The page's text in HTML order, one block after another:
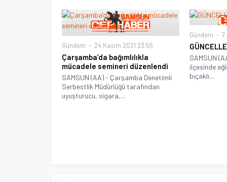
Gündem 24 Kasım 2021 23:55
Çarşamba’da bağımlılıkla
mücadele semineri düzenlendi
SAMSUN (AA) - Çarşamba Denetimli
Serbestlik Müdürlüğü tarafından
uyuşturucu, sigara,...
Gündem 7
SAMSUN
ilçesinde
bıçaklı...